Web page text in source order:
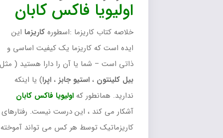
اولیویا فاکس کابان
خلاصه کتاب کاریزما :اسطورهکاریزمااین
ایده است که کاریزما یک کیفیت اساسی و
ذاتی است – شما یا آن را دارا هستید ( مثل
بیل کلینتون ،استیو جابز،اپرا) یا اینکه
ندارید. همانطور کهاولیویا فاکس کابان
آشکار می کند ، این درست نیست. رفتارهای
کاریزماتیک توسط هر کس می تواند آموخته